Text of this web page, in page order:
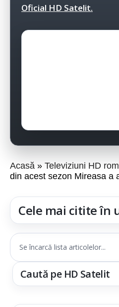
Oficial HD Satelit.
Acasă Televiziuni HD
din acest sezon Mireasa a
Cele mai citite în
Se încarcă lista articolelor...
Caută pe HD Satelit